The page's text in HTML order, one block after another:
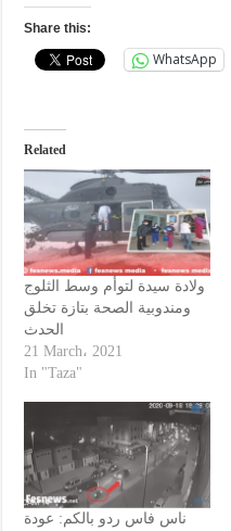
Share this:
WhatsApp
Related
ولادة سيدة لتوأم وسط الثلوج
ومندوبية الصحة بتازة تخلق
الحدث
21 March، 2021
In "Taza"
ناس فاس ردو بالكم: عودة